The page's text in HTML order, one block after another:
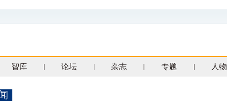
智库 论坛 杂志 专题 人物